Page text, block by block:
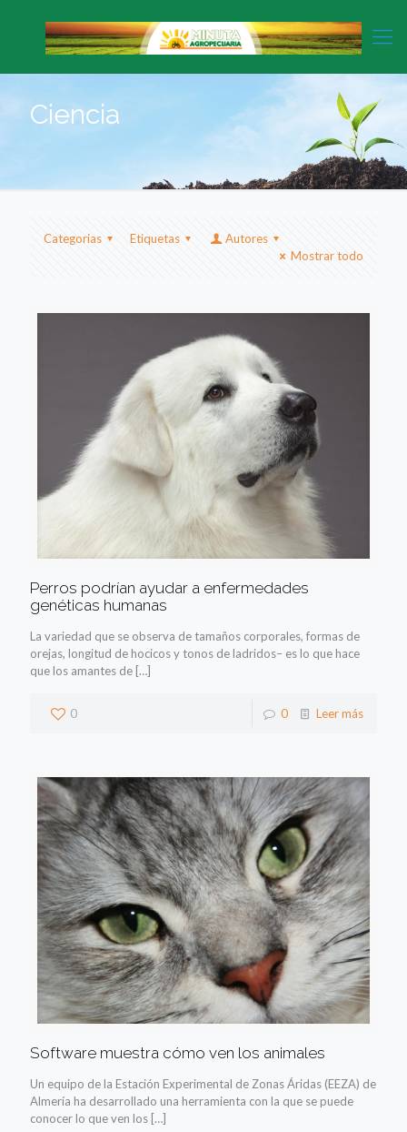
Ciencia
Categorias Etiquetas
Autores
Mostrar todo
Perros podrían ayudar a enfermedades
genéticas humanas
La variedad que se observa de tamaños corporales, formas de
orejas, longitud de hocicos y tonos de ladridos– es lo que hace
que los amantes de […]
0 0 Leer más
Software muestra cómo ven los animales
Un equipo de la Estación Experimental de Zonas Áridas (EEZA) de
Almería ha desarrollado una herramienta con la que se puede
conocer lo que ven los […]